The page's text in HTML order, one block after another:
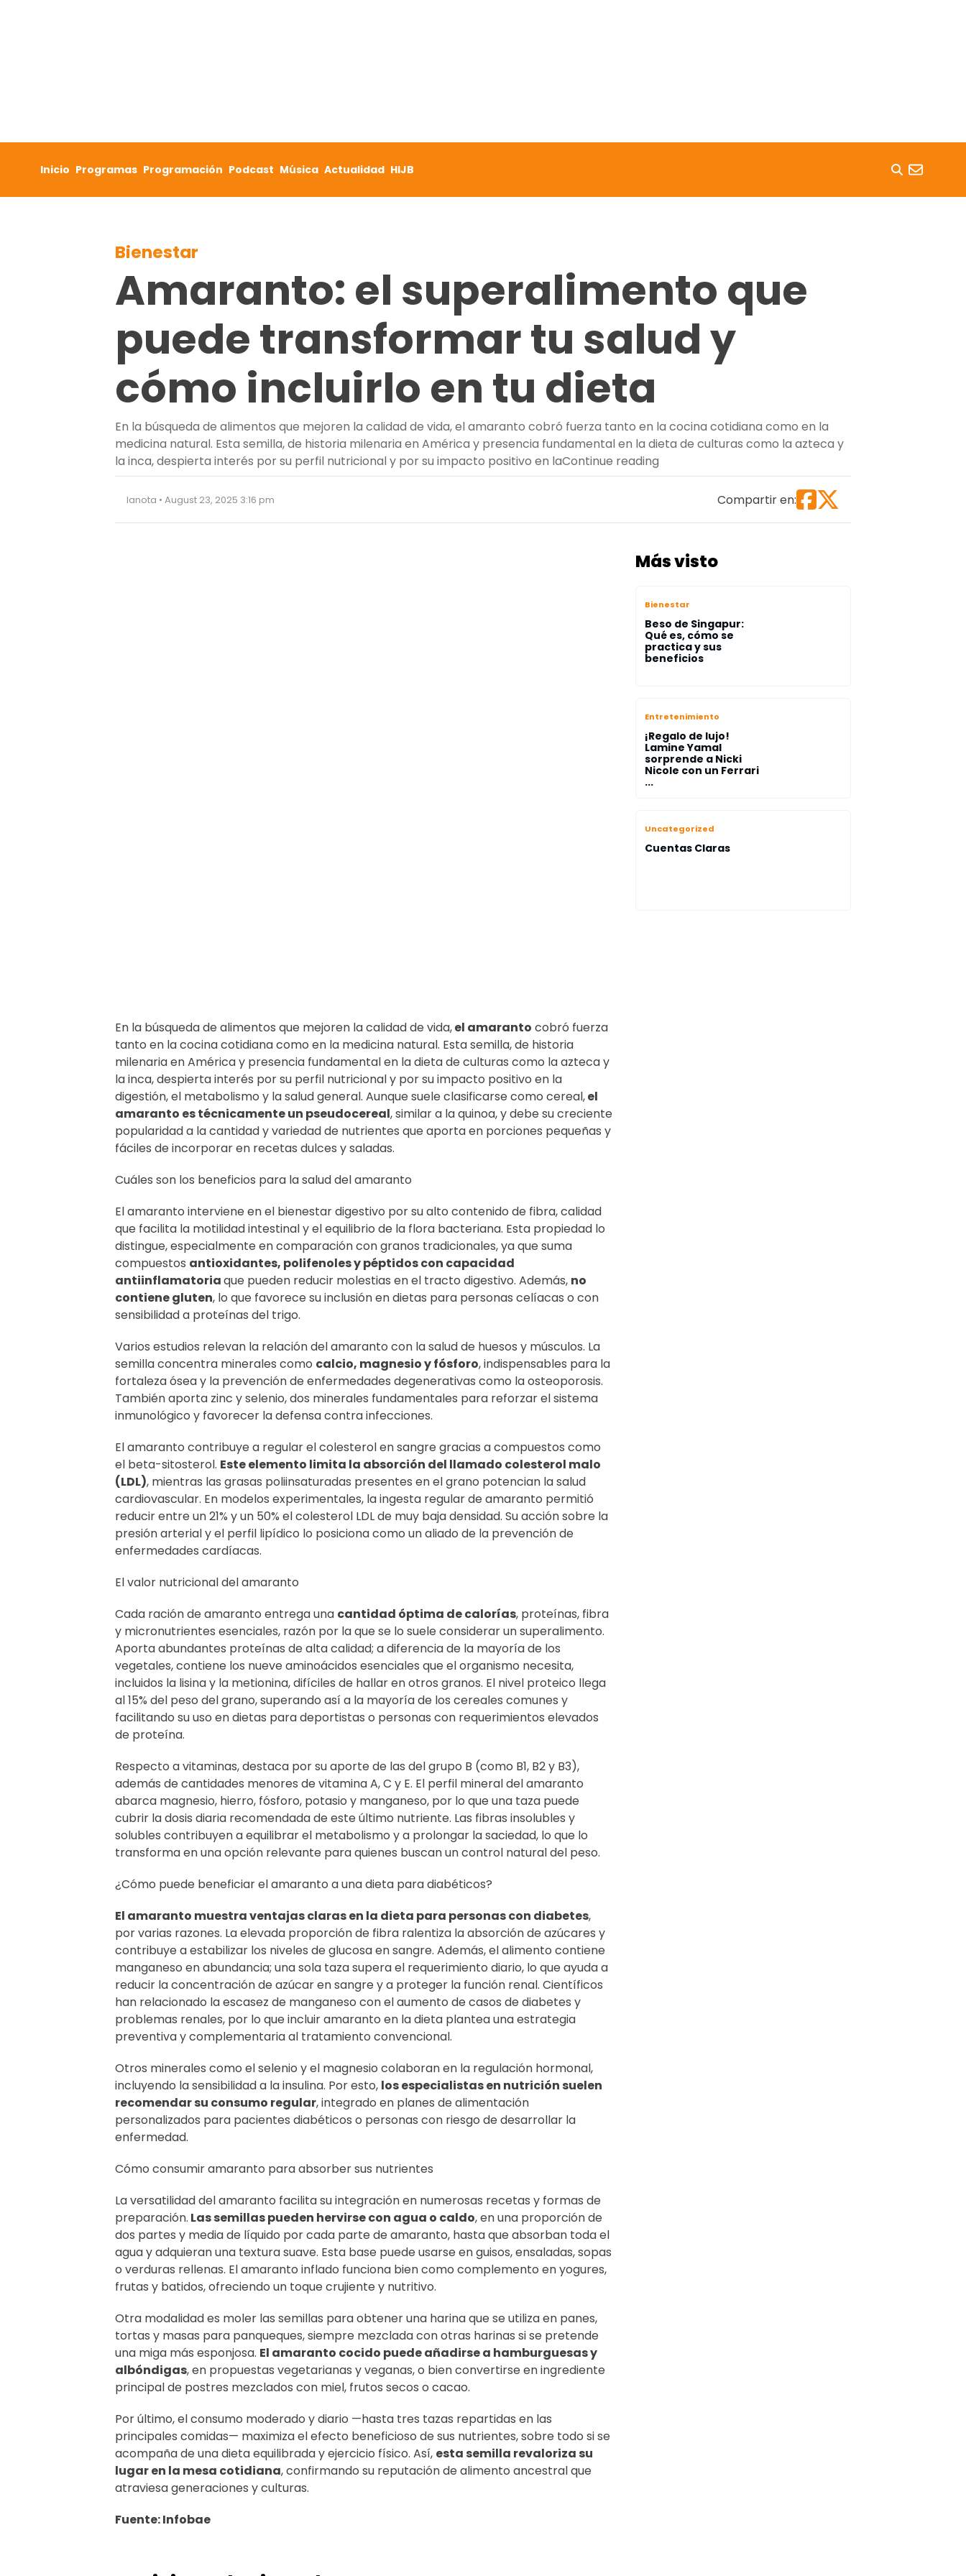
Inicio Programas Programación Podcast Música Actualidad HIJB
Bienestar
Amaranto: el superalimento que
puede transformar tu salud y
cómo incluirlo en tu dieta
En la búsqueda de alimentos que mejoren la calidad de vida, el amaranto cobró fuerza tanto en la cocina cotidiana como en la
medicina natural. Esta semilla, de historia milenaria en América y presencia fundamental en la dieta de culturas como la azteca y
la inca, despierta interés por su perfil nutricional y por su impacto positivo en laContinue reading
lanota • August 23, 2025 3:16 pm Compartir en:
En la búsqueda de alimentos que mejoren la calidad de vida,el amaranto cobró fuerza
tanto en la cocina cotidiana como en la medicina natural. Esta semilla, de historia
milenaria en América y presencia fundamental en la dieta de culturas como la azteca y
la inca, despierta interés por su perfil nutricional y por su impacto positivo en la
digestión, el metabolismo y la salud general. Aunque suele clasificarse como cereal,el
amaranto es técnicamente un pseudocereal, similar a la quinoa, y debe su creciente
popularidad a la cantidad y variedad de nutrientes que aporta en porciones pequeñas y
fáciles de incorporar en recetas dulces y saladas.
Cuáles son los beneficios para la salud del amaranto
El amaranto interviene en el bienestar digestivo por su alto contenido de fibra, calidad
que facilita la motilidad intestinal y el equilibrio de la flora bacteriana. Esta propiedad lo
distingue, especialmente en comparación con granos tradicionales, ya que suma
compuestos antioxidantes, polifenoles y péptidos con capacidad
antiinflamatoriaque pueden reducir molestias en el tracto digestivo. Además, no
contiene gluten, lo que favorece su inclusión en dietas para personas celíacas o con
sensibilidad a proteínas del trigo.
Varios estudios relevan la relación del amaranto con la salud de huesos y músculos. La
semilla concentra minerales como calcio, magnesio y fósforo, indispensables para la
fortaleza ósea y la prevención de enfermedades degenerativas como la osteoporosis.
También aporta zinc y selenio, dos minerales fundamentales para reforzar el sistema
inmunológico y favorecer la defensa contra infecciones.
El amaranto contribuye a regular el colesterol en sangre gracias a compuestos como
el beta-sitosterol. Este elemento limita la absorción del llamado colesterol malo
(LDL), mientras las grasas poliinsaturadas presentes en el grano potencian la salud
cardiovascular. En modelos experimentales, la ingesta regular de amaranto permitió
reducir entre un 21% y un 50% el colesterol LDL de muy baja densidad. Su acción sobre la
presión arterial y el perfil lipídico lo posiciona como un aliado de la prevención de
enfermedades cardíacas.
El valor nutricional del amaranto
Cada ración de amaranto entrega una cantidad óptima de calorías, proteínas, fibra
y micronutrientes esenciales, razón por la que se lo suele considerar un superalimento.
Aporta abundantes proteínas de alta calidad; a diferencia de la mayoría de los
vegetales, contiene los nueve aminoácidos esenciales que el organismo necesita,
incluidos la lisina y la metionina, difíciles de hallar en otros granos. El nivel proteico llega
al 15% del peso del grano, superando así a la mayoría de los cereales comunes y
facilitando su uso en dietas para deportistas o personas con requerimientos elevados
de proteína.
Respecto a vitaminas, destaca por su aporte de las del grupo B (como B1, B2 y B3),
además de cantidades menores de vitamina A, C y E. El perfil mineral del amaranto
abarca magnesio, hierro, fósforo, potasio y manganeso, por lo que una taza puede
cubrir la dosis diaria recomendada de este último nutriente. Las fibras insolubles y
solubles contribuyen a equilibrar el metabolismo y a prolongar la saciedad, lo que lo
transforma en una opción relevante para quienes buscan un control natural del peso.
¿Cómo puede beneficiar el amaranto a una dieta para diabéticos?
El amaranto muestra ventajas claras en la dieta para personas con diabetes,
por varias razones. La elevada proporción de fibra ralentiza la absorción de azúcares y
contribuye a estabilizar los niveles de glucosa en sangre. Además, el alimento contiene
manganeso en abundancia; una sola taza supera el requerimiento diario, lo que ayuda a
reducir la concentración de azúcar en sangre y a proteger la función renal. Científicos
han relacionado la escasez de manganeso con el aumento de casos de diabetes y
problemas renales, por lo que incluir amaranto en la dieta plantea una estrategia
preventiva y complementaria al tratamiento convencional.
Otros minerales como el selenio y el magnesio colaboran en la regulación hormonal,
incluyendo la sensibilidad a la insulina. Por esto, los especialistas en nutrición suelen
recomendar su consumo regular, integrado en planes de alimentación
personalizados para pacientes diabéticos o personas con riesgo de desarrollar la
enfermedad.
Cómo consumir amaranto para absorber sus nutrientes
La versatilidad del amaranto facilita su integración en numerosas recetas y formas de
preparación. Las semillas pueden hervirse con agua o caldo, en una proporción de
dos partes y media de líquido por cada parte de amaranto, hasta que absorban toda el
agua y adquieran una textura suave. Esta base puede usarse en guisos, ensaladas, sopas
o verduras rellenas. El amaranto inflado funciona bien como complemento en yogures,
frutas y batidos, ofreciendo un toque crujiente y nutritivo.
Otra modalidad es moler las semillas para obtener una harina que se utiliza en panes,
tortas y masas para panqueques, siempre mezclada con otras harinas si se pretende
una miga más esponjosa. El amaranto cocido puede añadirse a hamburguesas y
albóndigas, en propuestas vegetarianas y veganas, o bien convertirse en ingrediente
principal de postres mezclados con miel, frutos secos o cacao.
Por último, el consumo moderado y diario —hasta tres tazas repartidas en las
principales comidas— maximiza el efecto beneficioso de sus nutrientes, sobre todo si se
acompaña de una dieta equilibrada y ejercicio físico. Así, esta semilla revaloriza su
lugar en la mesa cotidiana, confirmando su reputación de alimento ancestral que
atraviesa generaciones y culturas.
Fuente: Infobae
Más visto
Bienestar
Beso de Singapur:
Qué es, cómo se
practica y sus
beneficios
Entretenimiento
¡Regalo de lujo!
Lamine Yamal
sorprende a Nicki
Nicole con un Ferrari
...
Uncategorized
Cuentas Claras